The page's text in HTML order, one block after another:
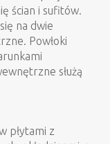
ścian i sufitów.
na dwie
Powłoki
służą
płytami z